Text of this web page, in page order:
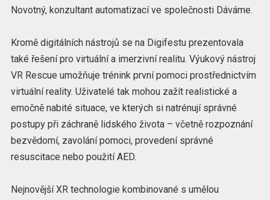
Novotný, konzultant automatizací ve společnosti Dáváme.
Kromě digitálních nástrojů se na Digifestu prezentovala
také řešení pro virtuální a imerzivní realitu. Výukový nástroj
VR Rescue umožňuje trénink první pomoci prostřednictvím
virtuální reality. Uživatelé tak mohou zažít realistické a
emočně nabité situace, ve kterých si natrénují správné
postupy při záchraně lidského života – včetně rozpoznání
bezvědomí, zavolání pomoci, provedení správné
resuscitace nebo použití AED.
Nejnovější XR technologie kombinované s umělou